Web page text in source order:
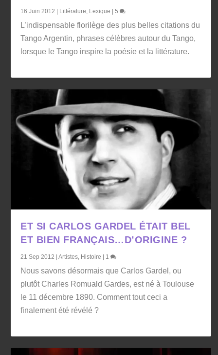
16 Juin 2012 Littérature, Lexique |5
L’indispensable florilège des plus belles citations du
Tango Argentin, phrases célèbres autour du Tango,
lorsque le Tango inspire la poésie et la littérature.
ET SI CARLOS GARDEL ÉTAIT BEL
ET BIEN FRANÇAIS…D’ORIGINE ?
21 Sep 2012 |Artistes, Histoire 1
Nous savons désormais que Carlos Gardel, ou
plutôt Charles Romuald Gardes, est né à Toulouse
le 11 décembre 1890. Comment tout ceci a
finalement été révélé ?